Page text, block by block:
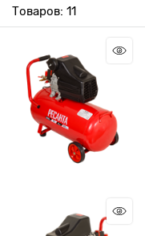
Товаров: 11